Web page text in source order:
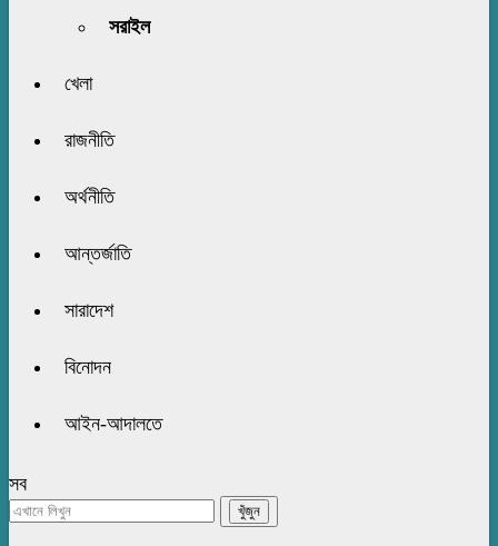
সরাইল
খেলা
রাজনীতি
অর্থনীতি
আন্তর্জাতি
সারাদেশ
বিনোদন
আইন-আদালতে
সব